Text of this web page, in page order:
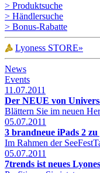
> Produktsuche
> Händlersuche
> Bonus-Rabatte
Lyoness STORE»
News
Events
11.07.2011
Der NEUE von
Blättern Sie im neuen
05.07.2011
3 brandneue iPads 2
Im Rahmen der
05.07.2011
7trends ist neues